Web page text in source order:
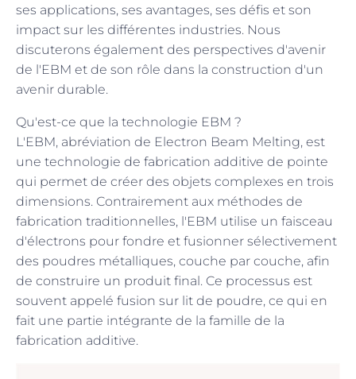
ses applications, ses avantages, ses défis et son
impact sur les différentes industries. Nous
discuterons également des perspectives d'avenir
de l'EBM et de son rôle dans la construction d'un
avenir durable.
Qu'est-ce que la technologie EBM ?
L'EBM, abréviation de Electron Beam Melting, est
une technologie de fabrication additive de pointe
qui permet de créer des objets complexes en trois
dimensions. Contrairement aux méthodes de
fabrication traditionnelles, l'EBM utilise un faisceau
d'électrons pour fondre et fusionner sélectivement
des poudres métalliques, couche par couche, afin
de construire un produit final. Ce processus est
souvent appelé fusion sur lit de poudre, ce qui en
fait une partie intégrante de la famille de la
fabrication additive.